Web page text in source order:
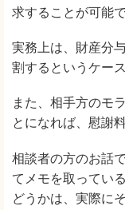
求することが可能で
実務上は、財産分
割するというケー
また、相手方のモ
とになれば、慰謝
相談者の方のお話
てメモを取ってい
どうかは、実際に